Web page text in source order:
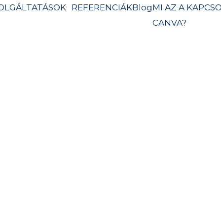
REFERENCIÁKBlogMI AZ A
CANVA?